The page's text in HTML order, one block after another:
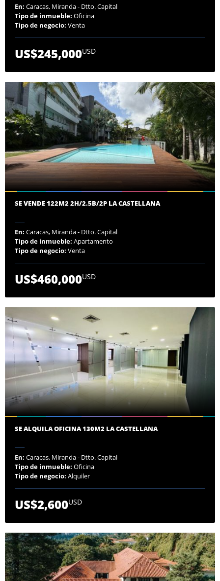
En: Caracas, Miranda - Dtto. Capital
Tipo de inmueble: Oficina
Tipo de negocio: Venta
US$245,000USD
SE VENDE 122M2 2H/2.5B/2P LA CASTELLANA
En: Caracas, Miranda - Dtto. Capital
Tipo de inmueble: Apartamento
Tipo de negocio: Venta
US$460,000USD
SE ALQUILA OFICINA 130M2 LA CASTELLANA
En: Caracas, Miranda - Dtto. Capital
Tipo de inmueble: Oficina
Tipo de negocio: Alquiler
US$2,600USD